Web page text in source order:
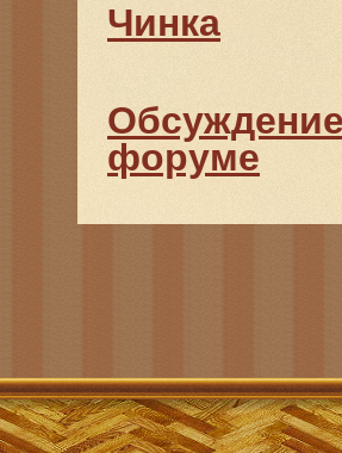
Чинка
форуме